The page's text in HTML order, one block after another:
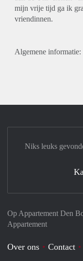
mijn vrije tijd ga ik
vriendinnen.
Algemene informatie:
Op Appartement Den
Appartement
Over ons Contact
Niks leuks